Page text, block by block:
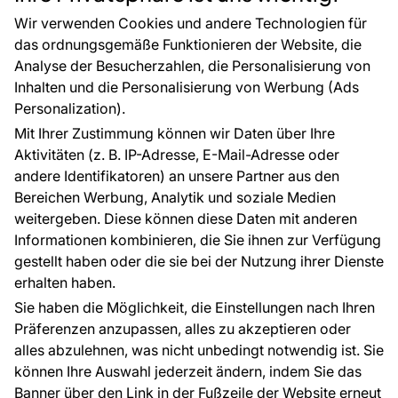
Wir verwenden Cookies und andere Technologien für
das ordnungsgemäße Funktionieren der Website, die
Analyse der Besucherzahlen, die Personalisierung von
Inhalten und die Personalisierung von Werbung (Ads
Personalization).
Mit Ihrer Zustimmung können wir Daten über Ihre
Aktivitäten (z. B. IP-Adresse, E-Mail-Adresse oder
andere Identifikatoren) an unsere Partner aus den
Bereichen Werbung, Analytik und soziale Medien
weitergeben. Diese können diese Daten mit anderen
Informationen kombinieren, die Sie ihnen zur Verfügung
gestellt haben oder die sie bei der Nutzung ihrer Dienste
erhalten haben.
Sie haben die Möglichkeit, die Einstellungen nach Ihren
Präferenzen anzupassen, alles zu akzeptieren oder
alles abzulehnen, was nicht unbedingt notwendig ist. Sie
können Ihre Auswahl jederzeit ändern, indem Sie das
Banner über den Link in der Fußzeile der Website erneut
Großhandel
Raumvisualisierung
Tapetenmuster
FÜR SIE
Blog
EU-Projekte
Ratschläge und Tipps
FAQ
ÜBER DAS UNTERNEHMEN
Kontakt
Haben Sie Fragen? Wir helfen Ihnen gerne weiter
und beraten Sie persönlich.
+49 781 95633072
service@tapeteneshop.de